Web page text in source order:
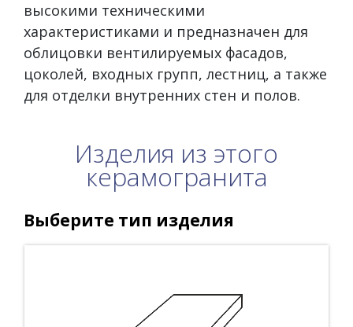
высокими техническими
характеристиками и предназначен для
облицовки вентилируемых фасадов,
цоколей, входных групп, лестниц, а также
для отделки внутренних стен и полов.
Изделия из этого
керамогранита
Выберите тип изделия